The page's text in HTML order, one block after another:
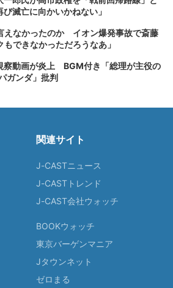
滅亡に向かいかねない」
えなかったのか イオン爆発事故で斎藤
できなかっただろうなあ」
察動画が炎上 BGM付き「総理が主役の
ガンダ」批判
関連サイト
J-CASTニュース
J-CASTトレンド
J-CAST会社ウォッチ
BOOKウォッチ
東京バーゲンマニア
Jタウンネット
ゼロまる